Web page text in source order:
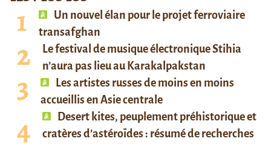
Un nouvel élan pour le projet ferroviaire
transafghan
Le festival de musique électronique Stihia
n’aura pas lieu au Karakalpakstan
Les artistes russes de moins en moins
accueillis en Asie centrale
Desert kites, peuplement préhistorique et
cratères d’astéroïdes : résumé de recherches